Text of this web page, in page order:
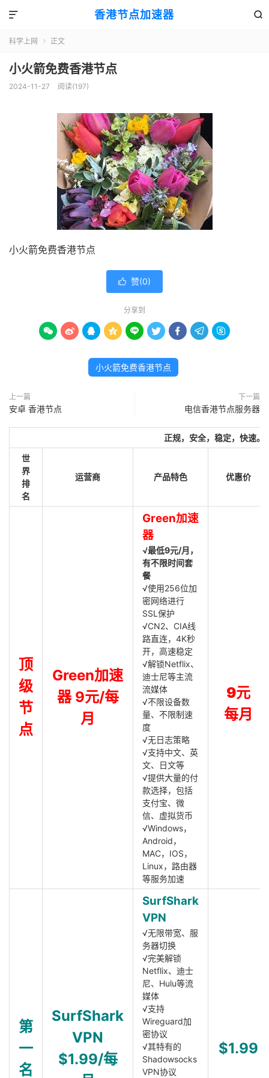
香港节点加速器 

科学上网  正文
小火箭免费香港节点
2024-11-27 阅读(197)
小火箭免费香港节点
 赞(0)
分享到
        
小火箭免费香港节点
上一篇
安卓 香港节点
下一篇
电信香港节点服务器
正规，安全，稳定，快速。
世
界
排
名
运营商 产品特色 优惠价
顶
级
节
点
Green加速
器 9元/每
月
Green加速
器
√最低9元/月，
有不限时间套
餐
√使用256位加
密网络进行
SSL保护
√CN2、CIA线
路直连，4K秒
开，高速稳定
√解锁Netflix、
迪士尼等主流
流媒体
√不限设备数
量、不限制速
度
√无日志策略
√支持中文、英
文、日文等
√提供大量的付
款选择，包括
支付宝、微
信、虚拟货币
√Windows，
Android，
MAC，IOS，
Linux，路由器
等服务加速
9元
每月
第
一
名
SurfShark
VPN
$1.99/每
SurfShark
VPN
√无限带宽、服
务器切换
√完美解锁
Netflix、迪士
尼、Hulu等流
媒体
√支持
Wireguard加
密协议
√其特有的
Shadowsocks
VPN协议
$1.99